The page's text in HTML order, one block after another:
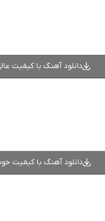
دانلود آهنگ با کیفیت عالی
دانلود آهنگ با کیفیت خوب